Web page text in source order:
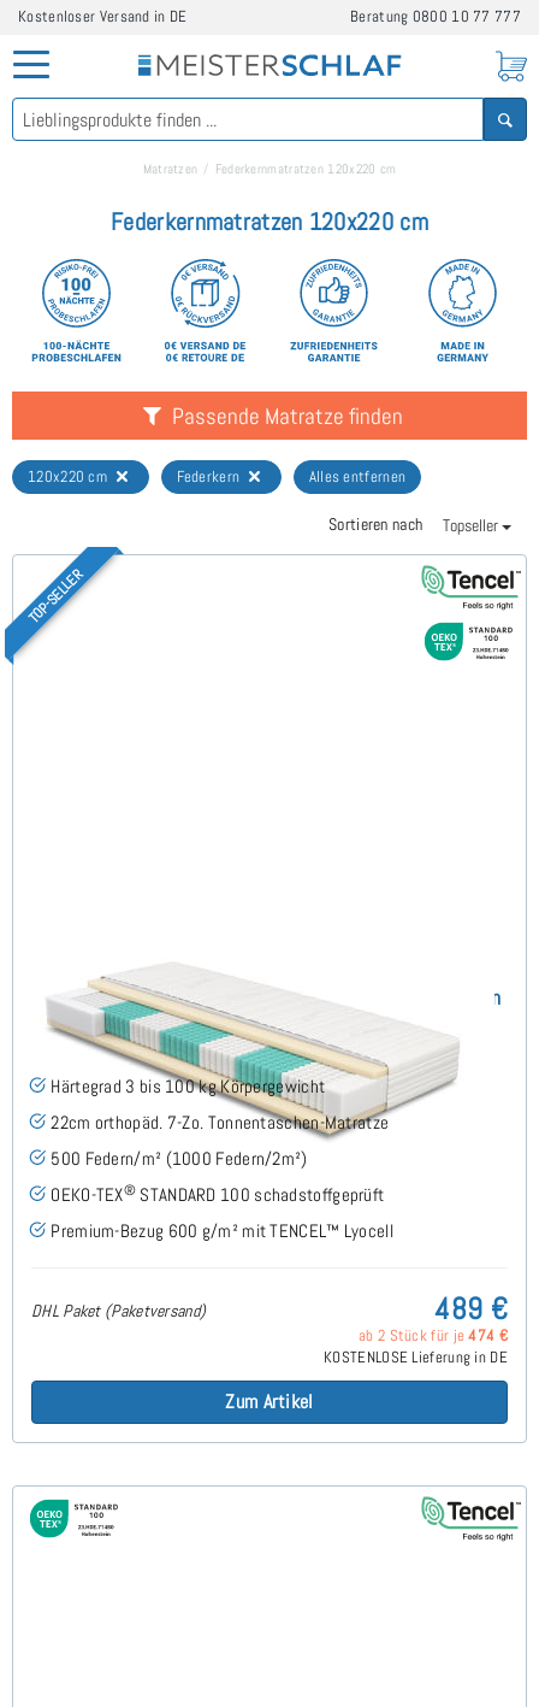
Kostenloser Versand in DE Beratung 0800 10 77 777
Matratzen Federkernmatratzen 120x220 cm
Federkernmatratzen 120x220 cm
Passende Matratze finden
120x220 cm Federkern Alles entfernen
Sortieren nach Topseller
TOP-SELLER
SERA H3 (TENCEL™ Lyocell) TTFK-Matratze 120x220 cm
Härtegrad 3 bis 100 kg Körpergewicht
22cm orthopäd. 7-Zo. Tonnentaschen-Matratze
500 Federn/m² (1000 Federn/2m²)
OEKO-TEX® STANDARD 100 schadstoffgeprüft
Premium-Bezug 600 g/m² mit TENCEL™ Lyocell
DHL Paket (Paketversand) 489 €
ab 2 Stück für je474 €
KOSTENLOSE Lieferung in DE
Zum Artikel